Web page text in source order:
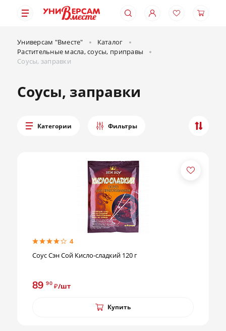
Универсам "Вместе"
Каталог
Растительные масла, соусы, приправы
Соусы, заправки
Соусы, заправки
Категории Фильтры
4
Соус Сэн Сой Кисло-сладкий 120 г
89 90 ₽/шт
Купить